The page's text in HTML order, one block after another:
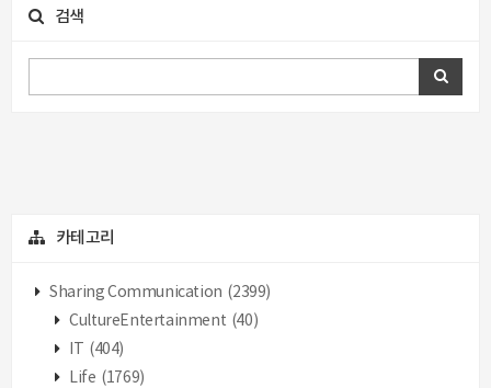
검색
카테고리
Sharing Communication (2399)
CultureEntertainment (40)
(404)
Life (1769)